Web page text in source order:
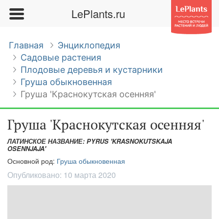
LePlants.ru
Главная
Энциклопедия
Садовые растения
Плодовые деревья и кустарники
Груша обыкновенная
Груша 'Краснокутская осенняя'
Груша 'Краснокутская осенняя'
ЛАТИНСКОЕ НАЗВАНИЕ: PYRUS 'KRASNOKUTSKAJA
OSENNJAJA'
Основной род: Груша обыкновенная
Опубликовано: 10 марта 2020